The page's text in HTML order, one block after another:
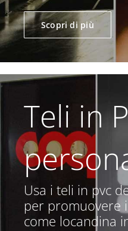
Scopri di più
Teli in
Usa i teli in pvc
per promuovere
come locandina